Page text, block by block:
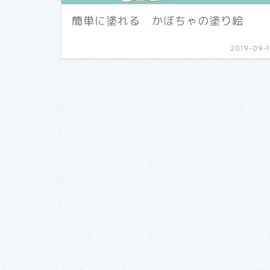
簡単に塗れる かぼちゃの塗り絵
2019-09-